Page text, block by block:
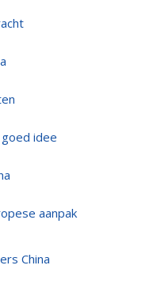
idee
aanpak
China